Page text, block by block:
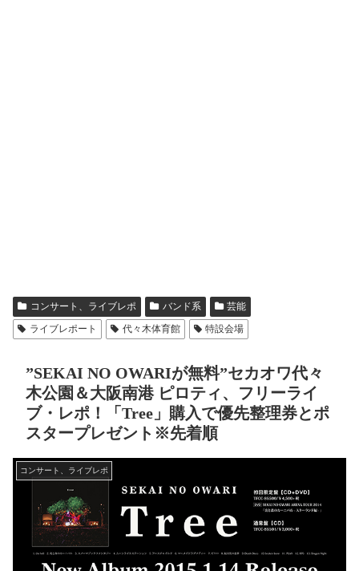
コンサート、ライブレポ バンド系
芸能
ライブレポート
代々木体育館 特設会場
”SEKAI NO OWARIが無料”セカオワ代々
木公園＆大阪南港 ピロティ、フリーライ
ブ・レポ！「Tree」購入で優先整理券とポ
スタープレゼント※先着順
コンサート、ライブレポ